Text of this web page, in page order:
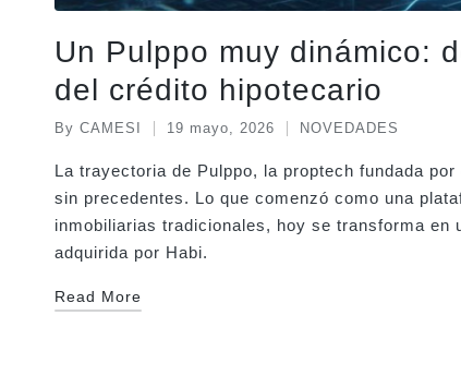
Un Pulppo muy dinámico:
del crédito hipotecario
Posted
by
By CAMESI 19 mayo, 2026
Posted
NOVEDADES
La trayectoria de Pulppo, la proptech fundada
sin precedentes. Lo que comenzó como una
inmobiliarias tradicionales, hoy se transforma
adquirida por Habi.
Read More